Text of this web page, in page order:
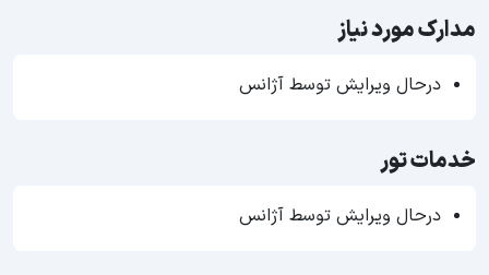
مدارک مورد نیاز
درحال ویرایش توسط آژانس
خدمات تور
درحال ویرایش توسط آژانس